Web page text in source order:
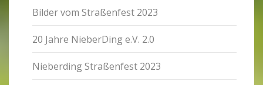
Bilder vom Stra­ßen­fest 2023
20 Jahre Nie­ber­Ding e.V. 2.0
Nie­ber­ding Stra­ßen­fest 2023